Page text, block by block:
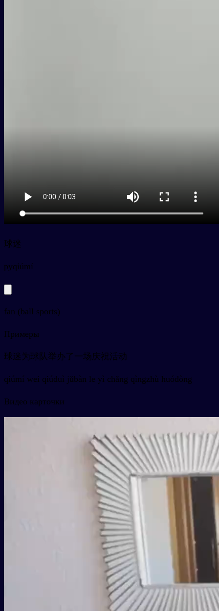
球迷
pyqiúmí
fan (ball sports)
Примеры
球迷为球队举办了一场庆祝活动
qiúmí wei qiúduì jǔbàn le yì chǎng qìngzhù huódòng
Видео карточки